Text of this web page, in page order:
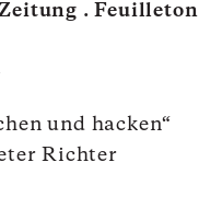
. Feuilleton
und hacken“
Richter